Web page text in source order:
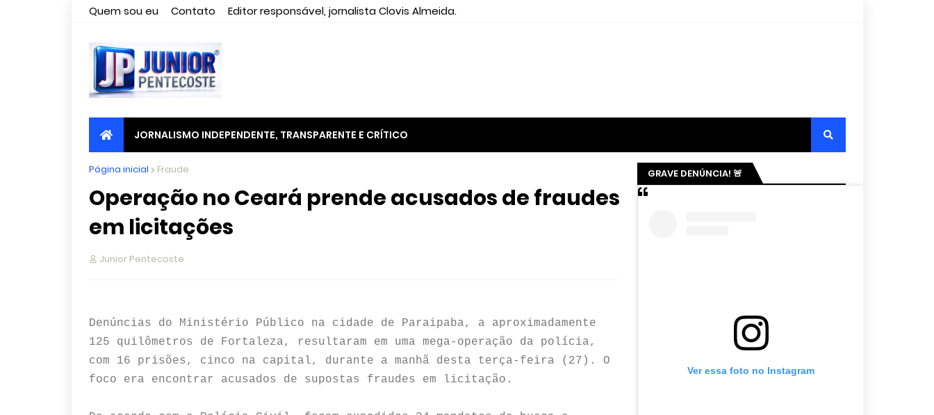
Quem sou eu Contato Editor responsável, jornalista Clovis Almeida.
JORNALISMO INDEPENDENTE, TRANSPARENTE E CRÍTICO
Página inicial Fraude
Operação no Ceará prende acusados de fraudes
em licitações
Junior Pentecoste
Denúncias do Ministério Público na cidade de Paraipaba, a aproximadamente
125 quilômetros de Fortaleza, resultaram em uma mega-operação da polícia,
com 16 prisões, cinco na capital, durante a manhã desta terça-feira (27). O
foco era encontrar acusados de supostas fraudes em licitação.
GRAVE DENÚNCIA! 🚨
Ver essa foto no Instagram